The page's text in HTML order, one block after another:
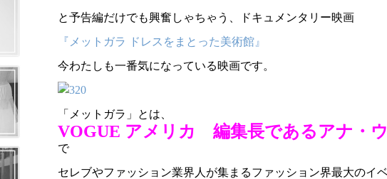
と予告編だけでも興奮しゃちゃう、ドキュメンタリー映画
『メットガラ ドレスをまとった美術館』
今わたしも一番気になっている映画です。
「メットガラ」とは、
VOGUE アメリカ 編集長であるアナ・
で
セレブやファッション業界人が集まるファッション界最大のイベ